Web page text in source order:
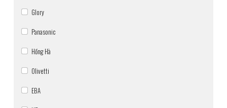
Glory
Panasonic
Hồng Hà
Olivetti
EBA